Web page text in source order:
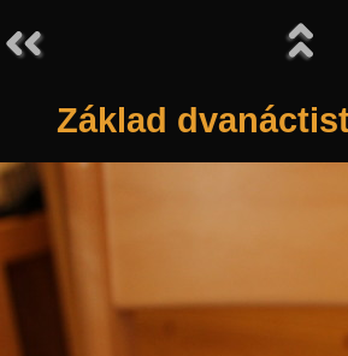
Základ